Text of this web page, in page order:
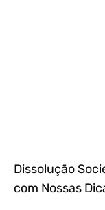
Dissolução
com Nossas